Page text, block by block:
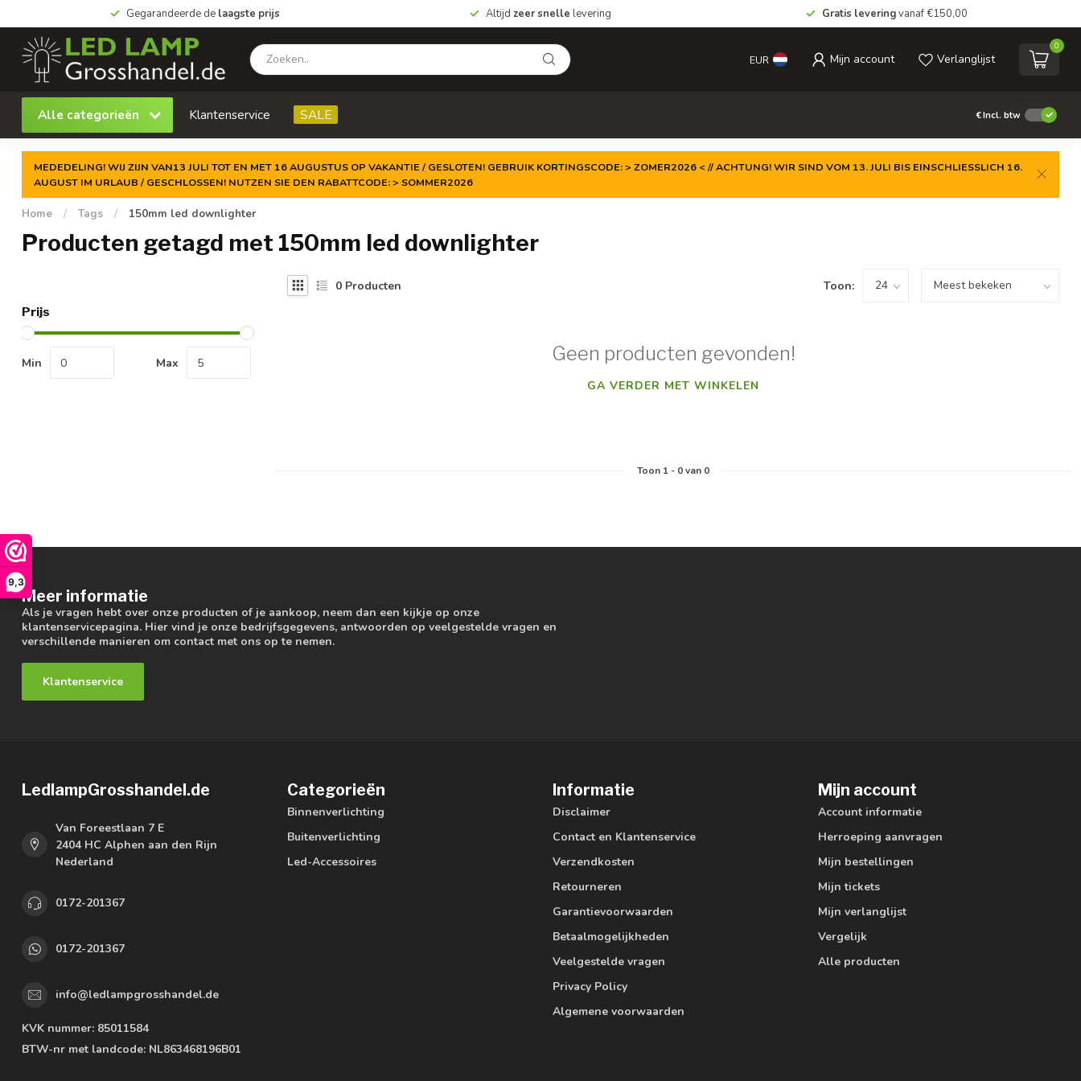
9,3
Gegarandeerde de laagste prijs Altijd zeer snelle levering Gratis leveringvanaf €150,00
EUR Mijn account Verlanglijst
0
Alle categorieën Klantenservice SALE €Incl. btw
MEDEDELING! WIJ ZIJN VAN13 JULI TOT EN MET 16 AUGUSTUS OP VAKANTIE / GESLOTEN! GEBRUIK KORTINGSCODE: > ZOMER2026 < // ACHTUNG! WIR SIND VOM 13. JULI BIS EINSCHLIESSLICH 16.
AUGUST IM URLAUB / GESCHLOSSEN! NUTZEN SIE DEN RABATTCODE: > SOMMER2026
Home / Tags / 150mm led downlighter
Producten getagd met 150mm led downlighter
Prijs
Min Max
0 Producten Toon:
Geen producten gevonden!
GA VERDER MET WINKELEN
Toon 1- 0van 0
Meer informatie
Als je vragen hebt over onze producten of je aankoop, neem dan een kijkje op onze
klantenservicepagina. Hier vind je onze bedrijfsgegevens, antwoorden op veelgestelde vragen en
verschillende manieren om contact met ons op te nemen.
Klantenservice
LedlampGrosshandel.de
Van Foreestlaan 7 E
2404 HC Alphen aan den Rijn
Nederland
0172-201367
0172-201367
info@ledlampgrosshandel.de
KVK nummer: 85011584
BTW-nr met landcode: NL863468196B01
Categorieën
Binnenverlichting
Buitenverlichting
Led-Accessoires
Informatie
Disclaimer
Contact en Klantenservice
Verzendkosten
Retourneren
Garantievoorwaarden
Betaalmogelijkheden
Veelgestelde vragen
Privacy Policy
Algemene voorwaarden
Mijn account
Account informatie
Herroeping aanvragen
Mijn bestellingen
Mijn tickets
Mijn verlanglijst
Vergelijk
Alle producten